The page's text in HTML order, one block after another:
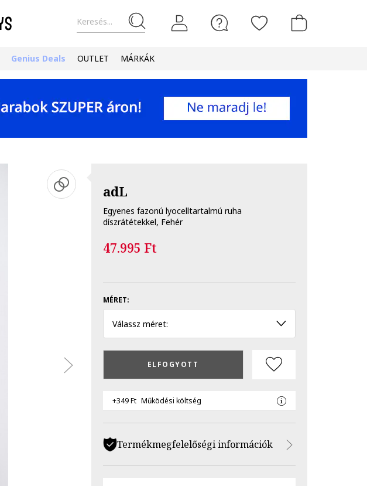
Keresés...
Genius Deals OUTLET MÁRKÁK
adL
Egyenes fazonú lyocelltartalmú ruha
díszrátétekkel, Fehér
47.995 Ft
MÉRET:
Válassz méret:
ELFOGYOTT
+349 Ft Működési költség
Termékmegfelelőségi információk